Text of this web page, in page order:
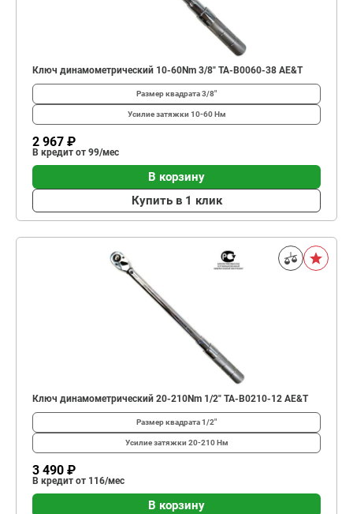
Ключ динамометрический 10-60Nm 3/8" TA-B0060-38 AE&T
Размер квадрата3/8"
Усилие затяжки 10-60 Нм
2 967 ₽
В кредит от 99/мес
В корзину
Купить в 1 клик
Ключ динамометрический 20-210Nm 1/2" TA-B0210-12 AE&T
Размер квадрата1/2"
Усилие затяжки 20-210 Нм
3 490 ₽
В кредит от 116/мес
В корзину